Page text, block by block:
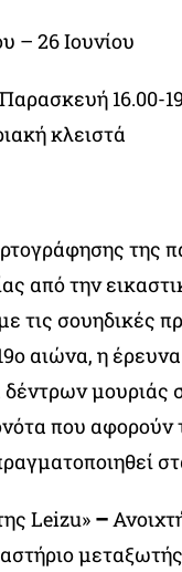
– 26 Ιουνίου
16.00-
κλειστά
της
από την
τις σουηδικές
αιώνα, η
δέντρων μουριάς
που αφορούν
Leizu»–